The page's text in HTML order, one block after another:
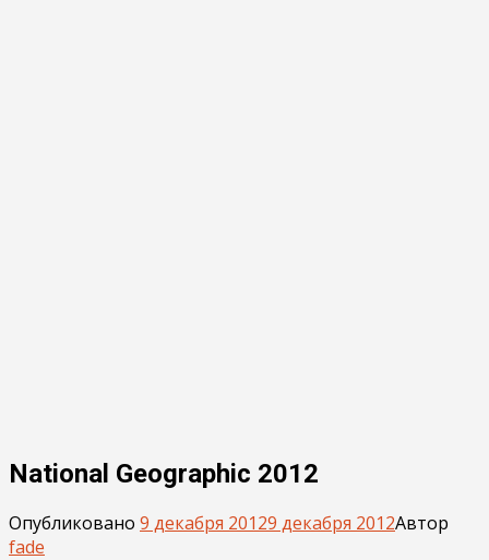
National Geographic 2012
Опубликовано 9 декабря 20129 декабря 2012Автор
fade